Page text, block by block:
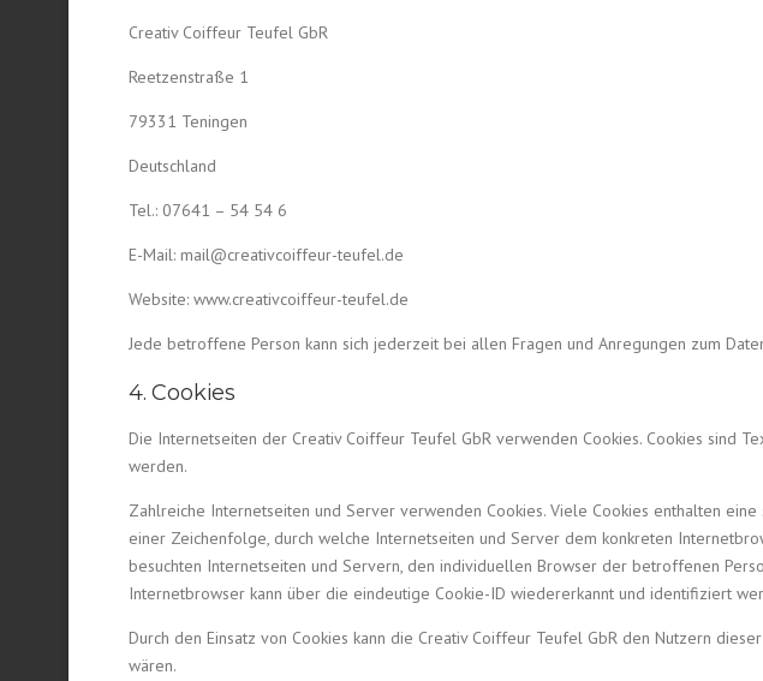
Creativ Coiffeur Teufel GbR
Reetzenstraße 1
79331 Teningen
Deutschland
Tel.: 07641 – 54 54 6
E-Mail: mail@creativcoiffeur-teufel.de
Website: www.creativcoiffeur-teufel.de
Jede betroffene Person kann sich jederzeit bei allen Fragen und Anregungen zum
4. Cookies
Die Internetseiten der Creativ Coiffeur Teufel GbR verwenden Cookies. Cookies sind
werden.
Zahlreiche Internetseiten und Server verwenden Cookies. Viele Cookies enthalten
einer Zeichenfolge, durch welche Internetseiten und Server dem konkreten
besuchten Internetseiten und Servern, den individuellen Browser der betroffenen
Internetbrowser kann über die eindeutige Cookie-ID wiedererkannt und identifiziert
Durch den Einsatz von Cookies kann die Creativ Coiffeur Teufel GbR den Nutzern
wären.